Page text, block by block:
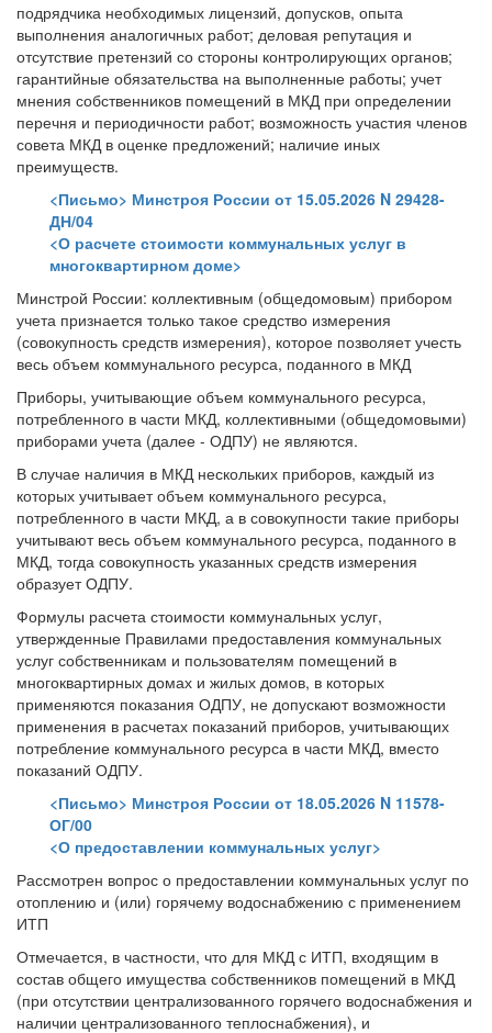
подрядчика необходимых лицензий, допусков, опыта
выполнения аналогичных работ; деловая репутация и
отсутствие претензий со стороны контролирующих органов;
гарантийные обязательства на выполненные работы; учет
мнения собственников помещений в МКД при определении
перечня и периодичности работ; возможность участия членов
совета МКД в оценке предложений; наличие иных
преимуществ.
<Письмо> Минстроя России от 15.05.2026 N 29428-
ДН/04
<О расчете стоимости коммунальных услуг в
многоквартирном доме>
Минстрой России: коллективным (общедомовым) прибором
учета признается только такое средство измерения
(совокупность средств измерения), которое позволяет учесть
весь объем коммунального ресурса, поданного в МКД
Приборы, учитывающие объем коммунального ресурса,
потребленного в части МКД, коллективными (общедомовыми)
приборами учета (далее - ОДПУ) не являются.
В случае наличия в МКД нескольких приборов, каждый из
которых учитывает объем коммунального ресурса,
потребленного в части МКД, а в совокупности такие приборы
учитывают весь объем коммунального ресурса, поданного в
МКД, тогда совокупность указанных средств измерения
образует ОДПУ.
Формулы расчета стоимости коммунальных услуг,
утвержденные Правилами предоставления коммунальных
услуг собственникам и пользователям помещений в
многоквартирных домах и жилых домов, в которых
применяются показания ОДПУ, не допускают возможности
применения в расчетах показаний приборов, учитывающих
потребление коммунального ресурса в части МКД, вместо
показаний ОДПУ.
<Письмо> Минстроя России от 18.05.2026 N 11578-
ОГ/00
<О предоставлении коммунальных услуг>
Рассмотрен вопрос о предоставлении коммунальных услуг по
отоплению и (или) горячему водоснабжению с применением
ИТП
Отмечается, в частности, что для МКД с ИТП, входящим в
состав общего имущества собственников помещений в МКД
(при отсутствии централизованного горячего водоснабжения и
наличии централизованного теплоснабжения), и